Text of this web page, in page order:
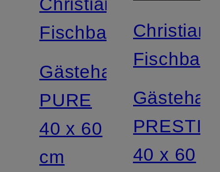
Fischbacher
Gästehandtuch
PURE
40 x 60
cm
Christian
40 x 60